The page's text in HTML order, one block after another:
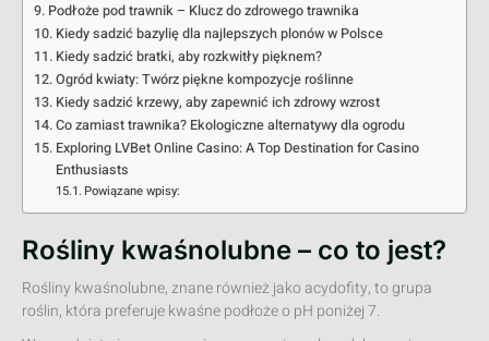
Podłoże pod trawnik – Klucz do zdrowego trawnika
Kiedy sadzić bazylię dla najlepszych plonów w Polsce
Kiedy sadzić bratki, aby rozkwitły pięknem?
Ogród kwiaty: Twórz piękne kompozycje roślinne
Kiedy sadzić krzewy, aby zapewnić ich zdrowy wzrost
Co zamiast trawnika? Ekologiczne alternatywy dla ogrodu
Exploring LVBet Online Casino: A Top Destination for Casino
Enthusiasts
Powiązane wpisy:
Rośliny kwaśnolubne – co to jest?
Rośliny kwaśnolubne, znane również jako acydofity, to grupa
roślin, która preferuje kwaśne podłoże o pH poniżej 7.